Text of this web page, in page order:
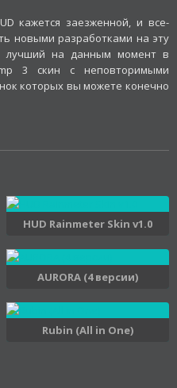
кажется заезженной, и все-
новыми разработками на эту
лучший на данным момент в
3 скин с неповторимыми
которых вы можете конечно
HUD Rainmeter Skin v1.0
AURORA (4 версии)
Rubin (All in One)